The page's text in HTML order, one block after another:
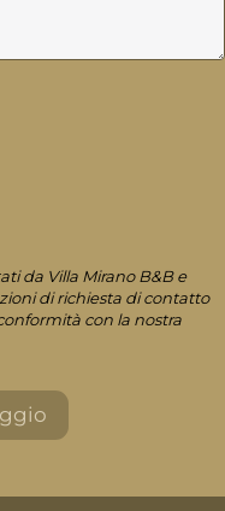
da Villa Mirano B&B e
di richiesta di contatto
con la nostra